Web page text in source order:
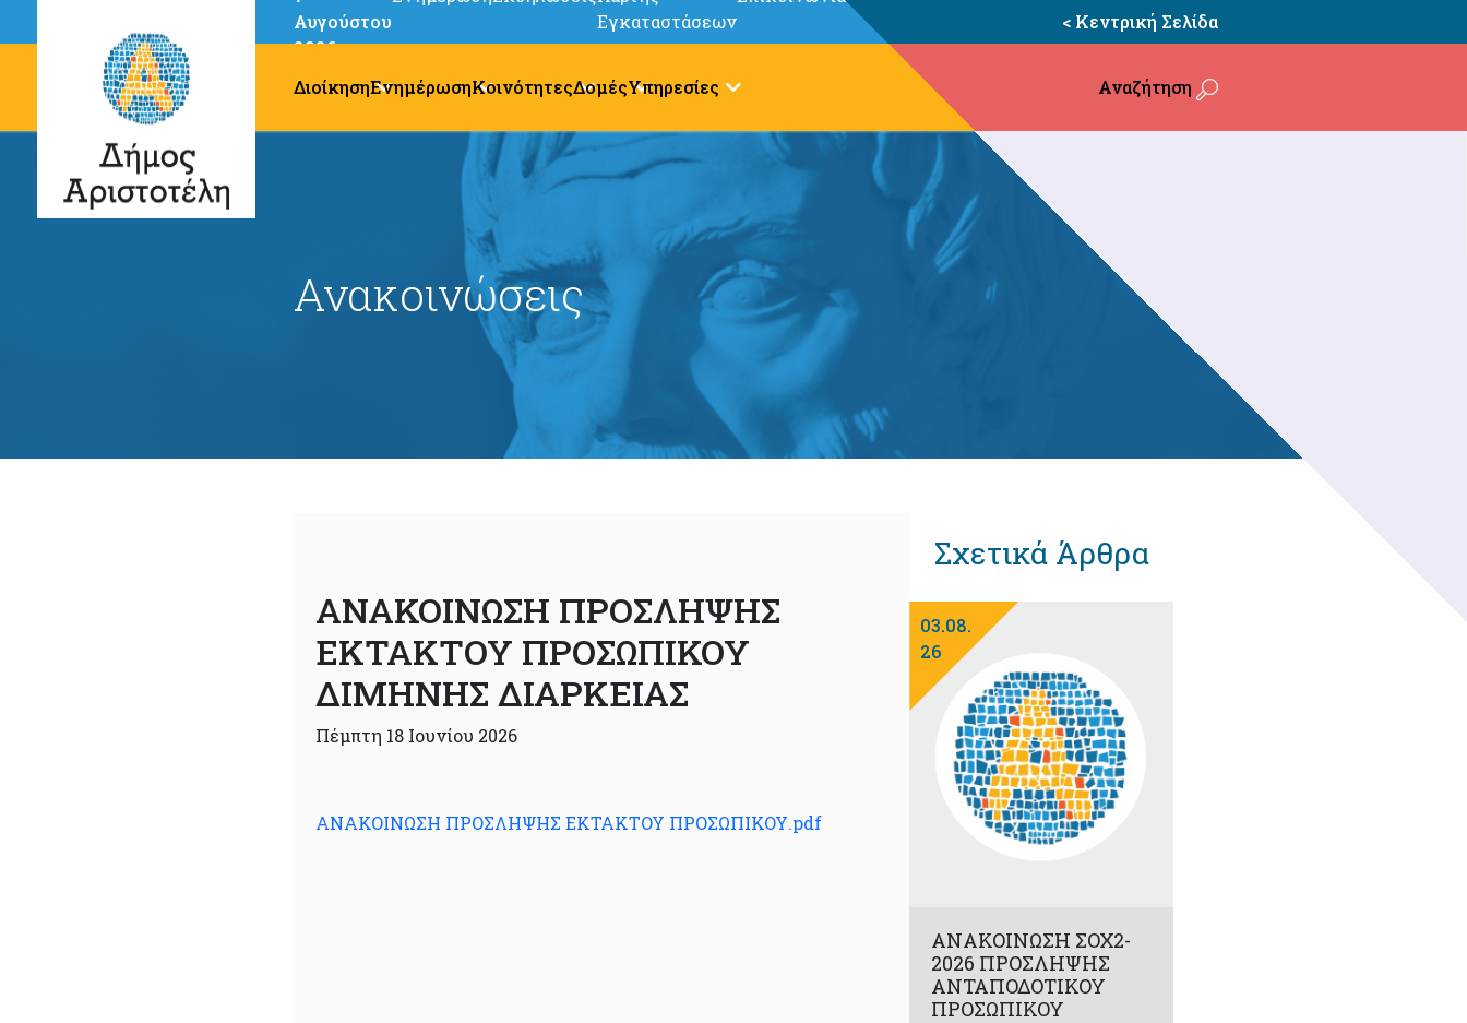
Αυγούστου
2026
Εγκαταστάσεων
< Κεντρική Σελίδα
ΔιοίκησηΕνημέρωσηΚοινότητεςΔομέςΥπηρεσίες Αναζήτηση
Ανακοινώσεις
ΑΝΑΚΟΙΝΩΣΗ ΠΡΟΣΛΗΨΗΣ
ΕΚΤΑΚΤΟΥ ΠΡΟΣΩΠΙΚΟΥ
ΔΙΜΗΝΗΣ ΔΙΑΡΚΕΙΑΣ
Πέμπτη 18 Ιουνίου 2026
ΑΝΑΚΟΙΝΩΣΗ ΠΡΟΣΛΗΨΗΣ ΕΚΤΑΚΤΟΥ ΠΡΟΣΩΠΙΚΟΥ.pdf
Σχετικά Άρθρα
03.08.
26
ΑΝΑΚΟΙΝΩΣΗ ΣΟΧ2-
2026 ΠΡΟΣΛΗΨΗΣ
ΑΝΤΑΠΟΔΟΤΙΚΟΥ
ΠΡΟΣΩΠΙΚΟΥ